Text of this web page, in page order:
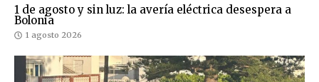
1 de agosto y sin luz: la avería eléctrica desespera a
Bolonia
1 agosto 2026